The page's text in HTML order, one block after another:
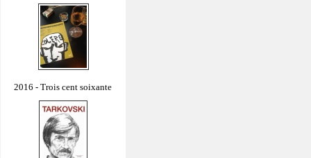
2016 - Trois cent soixante